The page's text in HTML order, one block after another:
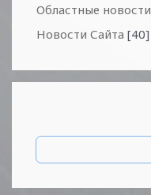
Областные новости
Новости Сайта [40]